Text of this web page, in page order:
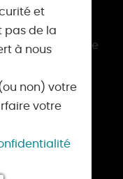
la gare routière
Loire
:
et
pas de la
à nous
non) votre
votre